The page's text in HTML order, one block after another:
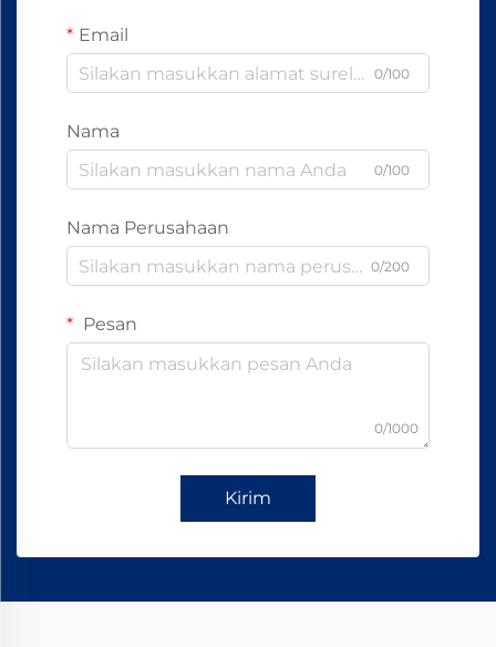
Email
0/100
Nama
0/100
Nama Perusahaan
0/200
Pesan
0/1000
Kirim